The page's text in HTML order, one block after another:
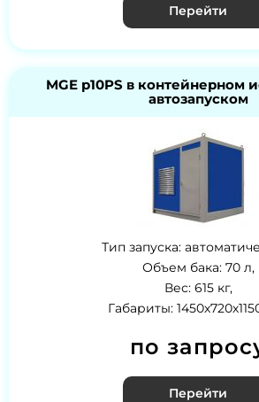
Перейти
MGE p10PS в контейнерном
автозапуском
Тип запуска:
Объем бака: 70 л,
Вес: 615 кг,
Габариты:
по
Перейти